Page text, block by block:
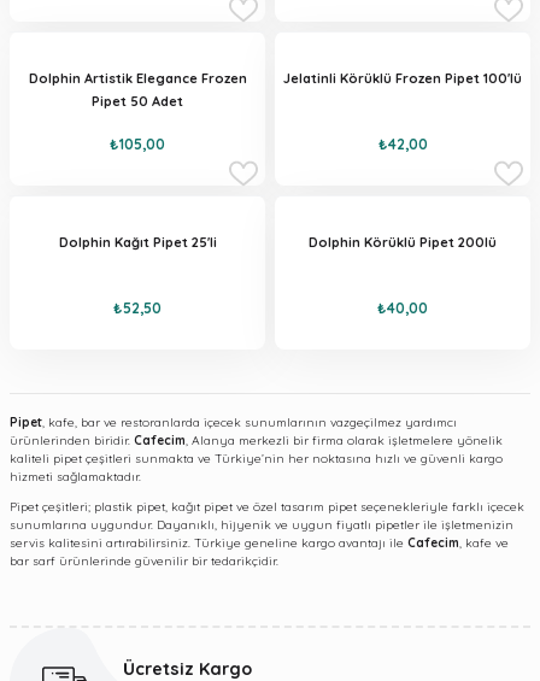
Dolphin Artistik Elegance Frozen
Pipet 50 Adet
₺105,00
Jelatinli Körüklü Frozen Pipet 100'lü
₺42,00
Dolphin Kağıt Pipet 25'li
₺52,50
Dolphin Körüklü Pipet 200lü
₺40,00
Pipet, kafe, bar ve restoranlarda içecek sunumlarının vazgeçilmez yardımcı
ürünlerinden biridir. Cafecim, Alanya merkezli bir firma olarak işletmelere yönelik
kaliteli pipet çeşitleri sunmakta ve Türkiye’nin her noktasına hızlı ve güvenli kargo
hizmeti sağlamaktadır.
Pipet çeşitleri; plastik pipet, kağıt pipet ve özel tasarım pipet seçenekleriyle farklı içecek
sunumlarına uygundur. Dayanıklı, hijyenik ve uygun fiyatlı pipetler ile işletmenizin
servis kalitesini artırabilirsiniz. Türkiye geneline kargo avantajı ile Cafecim, kafe ve
bar sarf ürünlerinde güvenilir bir tedarikçidir.
Ücretsiz Kargo